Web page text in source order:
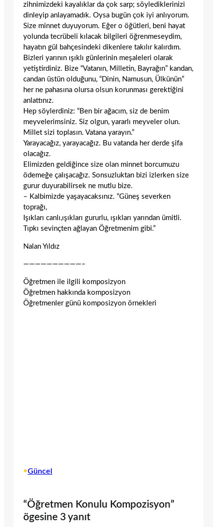
zihnimizdeki kayalıklar da çok sarp; söylediklerinizi
dinleyip anlayamadık. Oysa bugün çok iyi anlıyorum.
Size minnet duyuyorum. Eğer o öğütleri, beni hayat
yolunda tecrübeli kılacak bilgileri öğrenmeseydim,
hayatın gül bahçesindeki dikenlere takılır kalırdım.
Bizleri yarının ışıklı günlerinin meşaleleri olarak
yetiştirdiniz. Bize “Vatanın, Milletin, Bayrağın” kandan,
candan üstün olduğunu, “Dinin, Namusun, Ülkünün”
her ne pahasına olursa olsun korunması gerektiğini
anlattınız.
Hep söylerdiniz: “Ben bir ağacım, siz de benim
meyvelerimsiniz. Siz olgun, yararlı meyveler olun.
Millet sizi toplasın. Vatana yarayın.”
Yarayacağız, yarayacağız. Bu vatanda her derde şifa
olacağız.
Elimizden geldiğince size olan minnet borcumuzu
ödemeğe çalışacağız. Sonsuzluktan bizi izlerken size
gurur duyurabilirsek ne mutlu bize.
– Kalbimizde yaşayacaksınız. “Güneş severken
toprağı,
Işıkları canlı,ışıkları gururlu, ışıkları yarından ümitli.
Tıpkı sevinçten ağlayan Öğretmenim gibi.”
Nalan Yıldız
——————————–
Öğretmen ile ilgili komposizyon
Öğretmen hakkında komposizyon
Öğretmenler günü komposizyon örnekleri
•Güncel
“Öğretmen Konulu Kompozisyon”
ögesine 3 yanıt